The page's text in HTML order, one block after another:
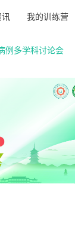
讯 我的训练营
例多学科讨论会